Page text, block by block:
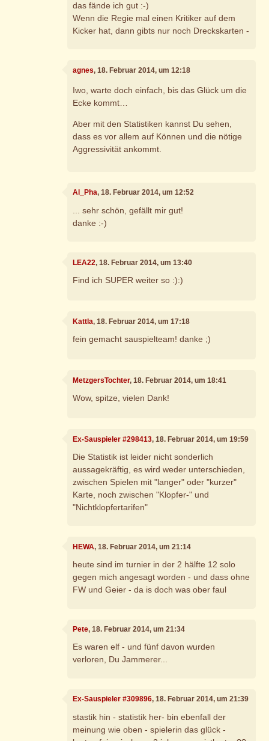
das fände ich gut :-)
Wenn die Regie mal einen Kritiker auf dem
Kicker hat, dann gibts nur noch Dreckskarten -
agnes, 18. Februar 2014, um 12:18
Iwo, warte doch einfach, bis das Glück um die
Ecke kommt…
Aber mit den Statistiken kannst Du sehen,
dass es vor allem auf Können und die nötige
Aggressivität ankommt.
Al_Pha, 18. Februar 2014, um 12:52
... sehr schön, gefällt mir gut!
danke :-)
LEA22, 18. Februar 2014, um 13:40
Find ich SUPER weiter so :):)
Kattla, 18. Februar 2014, um 17:18
fein gemacht sauspielteam! danke ;)
MetzgersTochter, 18. Februar 2014, um 18:41
Wow, spitze, vielen Dank!
Ex-Sauspieler #298413, 18. Februar 2014, um 19:59
Die Statistik ist leider nicht sonderlich
aussagekräftig, es wird weder unterschieden,
zwischen Spielen mit "langer" oder "kurzer"
Karte, noch zwischen "Klopfer-" und
"Nichtklopfertarifen"
HEWA, 18. Februar 2014, um 21:14
heute sind im turnier in der 2 hälfte 12 solo
gegen mich angesagt worden - und dass ohne
FW und Geier - da is doch was ober faul
Pete, 18. Februar 2014, um 21:34
Es waren elf - und fünf davon wurden
verloren, Du Jammerer...
Ex-Sauspieler #309896, 18. Februar 2014, um 21:39
stastik hin - statistik her- bin ebenfall der
meinung wie oben - spielerin das glück -